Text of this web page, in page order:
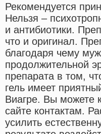
Рекомендуется
Нельзя –
и антибиотики.
что и оригинал.
благодаря чему
продолжительной
препарата в том,
гель имеет
Виагре. Вы можете
сайте контактам.
усилить